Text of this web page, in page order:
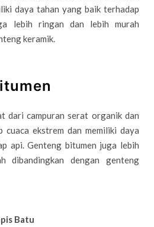
daya tahan yang baik terhadap
lebih ringan dan lebih murah
keramik.
dari campuran serat organik dan
cuaca ekstrem dan memiliki daya
api. Genteng bitumen juga lebih
dibandingkan dengan genteng
Batu